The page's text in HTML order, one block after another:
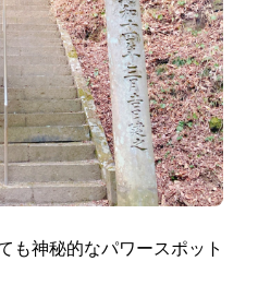
も神秘的なパワースポット